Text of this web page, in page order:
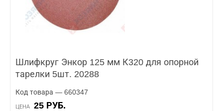
Шлифкруг Энкор 125 мм К320 для опорной
тарелки 5шт. 20288
Код товара — 660347
ЦЕНА 25 РУБ.